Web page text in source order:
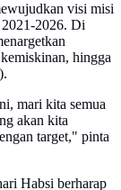
visi misi
2026. Di
hingga
mari kita semua
akan kita
target," pinta
Habsi berharap